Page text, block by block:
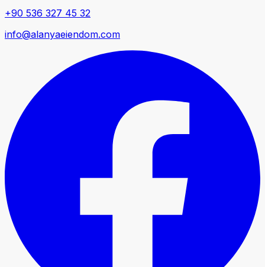
+90 536 327 45 32
info@alanyaeiendom.com